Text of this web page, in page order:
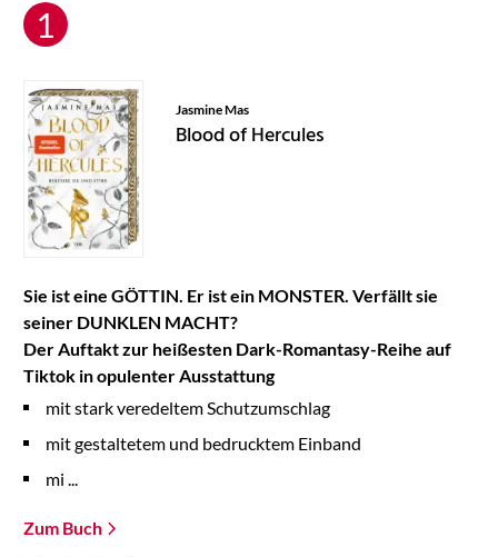
Jasmine Mas
Blood of Hercules
Sie ist eine GÖTTIN. Er ist ein MONSTER. Verfällt sie
seiner DUNKLEN MACHT?
Der Auftakt zur heißesten Dark-Romantasy-Reihe auf
Tiktok in opulenter Ausstattung
mit stark veredeltem Schutzumschlag
mit gestaltetem und bedrucktem Einband
mi ...
Zum Buch